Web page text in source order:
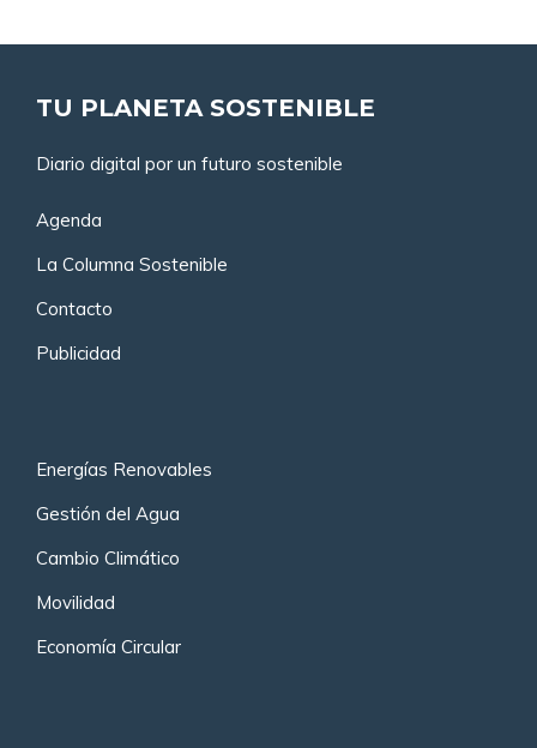
TU PLANETA SOSTENIBLE
Diario digital por un futuro sostenible
Agenda
La Columna Sostenible
Contacto
Publicidad
Energías Renovables
Gestión del Agua
Cambio Climático
Movilidad
Economía Circular